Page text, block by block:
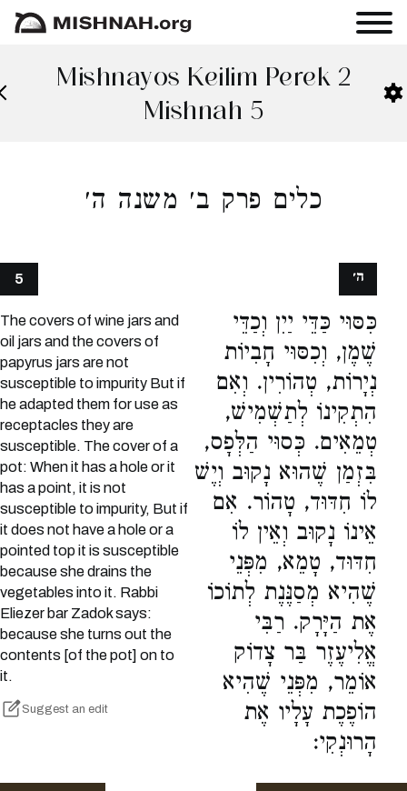
Mishnayos Keilim Perek 2
Mishnah 5
כלים פרק ב׳ משנה ה׳
5
The covers of wine jars and
oil jars and the covers of
papyrus jars are not
susceptible to impurity But if
he adapted them for use as
receptacles they are
susceptible. The cover of a
pot: When it has a hole or it
has a point, it is not
susceptible to impurity, But if
it does not have a hole or a
pointed top it is susceptible
because she drains the
vegetables into it. Rabbi
Eliezer bar Zadok says:
because she turns out the
contents [of the pot] on to
it.
Suggest an edit
כִּסּוּי כַּדֵּי יַיִן וְכַדֵּי
שֶׁמֶן, וְכִסּוּי חָבִיוֹת
נְיָרוֹת, טְהוֹרִין. וְאִם
הִתְקִינוֹ לְתַשְׁמִישׁ,
טְמֵאִים. כְּסוּי הַלְּפָס,
בִּזְמַן שֶׁהוּא נָקוּב וְיֶשׁ
לוֹ חִדּוּד, טָהוֹר. אִם
אֵינוֹ נָקוּב וְאֵין לוֹ
חִדּוּד, טָמֵא, מִפְּנֵי
שֶׁהִיא מְסַנֶּנֶת לְתוֹכוֹ
אֶת הַיָּרָק. רַבִּי
אֱלִיעֶזֶר בַּר צָדוֹק
אוֹמֵר, מִפְּנֵי שֶׁהִיא
הוֹפֶכֶת עָלָיו אֶת
הָרוּנְקִי:
ה׳